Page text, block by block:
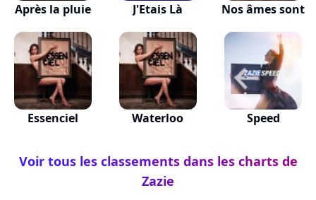
Après la pluie J'Etais Là Nos âmes sont
Essenciel Waterloo Speed
Voir tous les classements dans les charts de
Zazie